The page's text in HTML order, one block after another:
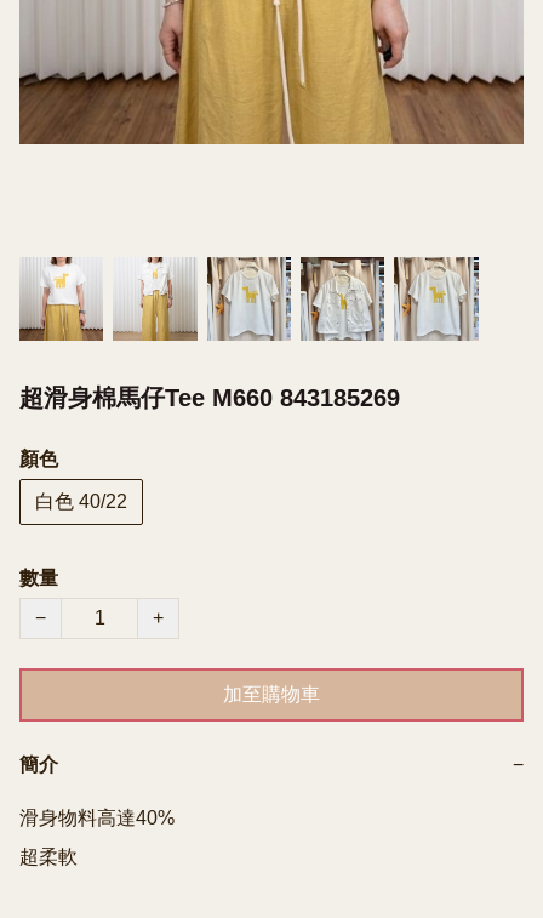
超滑身棉馬仔Tee M660 843185269
顏色
白色 40/22
數量
−
+
加至購物車
簡介 −
滑身物料高達40%
超柔軟